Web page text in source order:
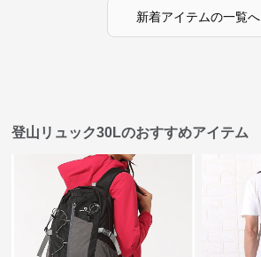
新着アイテムの一覧へ
登山リュック30Lのおすすめアイテム